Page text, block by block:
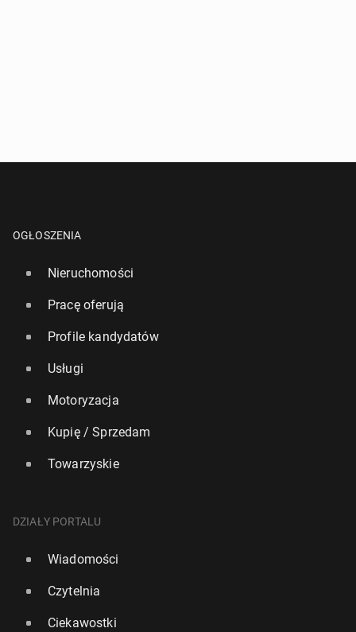
OGŁOSZENIA
Nieruchomości
Pracę oferują
Profile kandydatów
Usługi
Motoryzacja
Kupię / Sprzedam
Towarzyskie
DZIAŁY PORTALU
Wiadomości
Czytelnia
Ciekawostki